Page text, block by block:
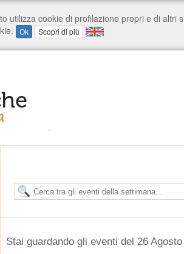
Stai guardando gli eventi del 26